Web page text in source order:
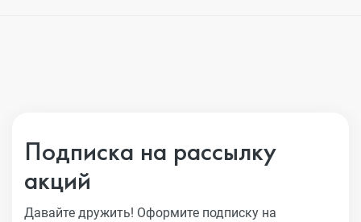
Подписка на рассылку
акций
Давайте дружить! Оформите подписку на